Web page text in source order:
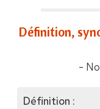
Définition,
-
Définition :